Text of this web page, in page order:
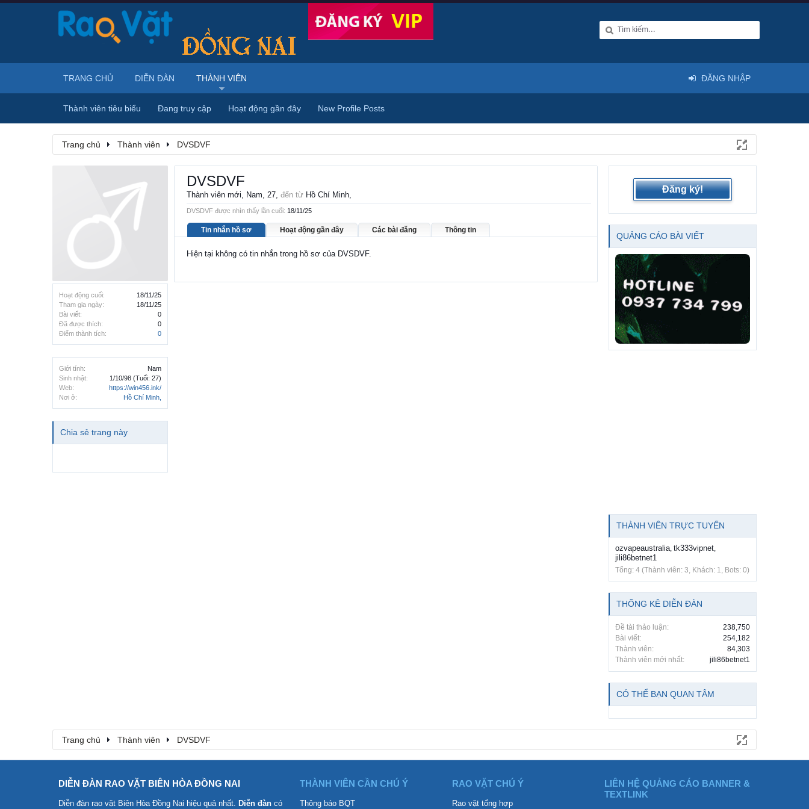
Trang chủ Thành viên DVSDVF
Hoạt động cuối:
18/11/25
Tham gia ngày:
18/11/25
Bài viết:
0
Đã được thích:
0
Điểm thành tích:
0
Giới tính:
Nam
Sinh nhật:
1/10/98 (Tuổi: 27)
Web:
https://win456.ink/
Nơi ở:
Hồ Chí Minh,
Chia sẻ trang này
DVSDVF
Thành viên mới, Nam, 27, đến từ Hồ Chí Minh,
DVSDVF được nhìn thấy lần cuối: 18/11/25
Tin nhắn hồ sơ Hoạt động gần đây Các bài đăng Thông tin
Hiện tại không có tin nhắn trong hồ sơ của DVSDVF.
Đăng ký!
QUẢNG CÁO BÀI VIẾT
THÀNH VIÊN TRỰC TUYẾN
ozvapeaustralia, tk333vipnet,
jili86betnet1
Tổng: 4 (Thành viên: 3, Khách: 1, Bots: 0)
THỐNG KÊ DIỄN ĐÀN
Đề tài thảo luận:
238,750
Bài viết:
254,182
Thành viên:
84,303
Thành viên mới nhất:
jili86betnet1
CÓ THỂ BẠN QUAN TÂM
Trang chủ Thành viên DVSDVF
TRANG CHỦ DIỄN ĐÀN THÀNH VIÊN
Thành viên tiêu biểu Đang truy cập Hoạt động gần đây New Profile Posts
ĐĂNG NHẬP
DIỄN ĐÀN RAO VẶT BIÊN HÒA ĐỒNG NAI
Diễn đàn rao vặt Biên Hòa Đồng Nai hiệu quả nhất. Diễn đàn có
THÀNH VIÊN CẦN CHÚ Ý
Thông báo BQT
RAO VẶT CHÚ Ý
Rao vặt tổng hợp
LIÊN HỆ QUẢNG CÁO BANNER &
TEXTLINK